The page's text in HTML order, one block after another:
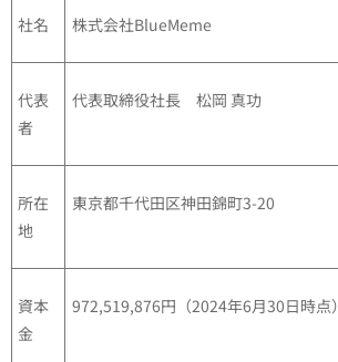
社名 株式会社BlueMeme
代表
者
代表取締役社長 松岡 真功
所在
地
東京都千代田区神田錦町3-20
資本
金
972,519,876円（2024年6月30日時点）